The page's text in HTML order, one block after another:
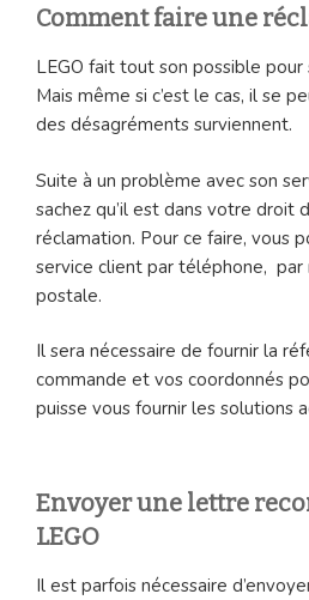
Comment faire une
LEGO fait tout son possible pour
Mais même si c’est le cas, il se
des désagréments surviennent.
Suite à un problème avec son
sachez qu’il est dans votre droit
réclamation. Pour ce faire, vous
service client par téléphone, par
postale.
Il sera nécessaire de fournir la
commande et vos coordonnés
puisse vous fournir les solutions
Envoyer une lettre
LEGO
Il est parfois nécessaire